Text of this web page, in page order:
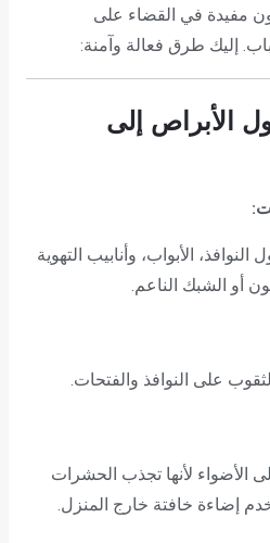
مفيدة في القضاء على
إليك طرق فعالة وآمنة:
الأبراص إلى
الأبواب، وأنابيب التهوية
أو الشبك الناعم.
على النوافذ والفتحات.
الأضواء لأنها تجذب الحشرات
إضاءة خافتة خارج المنزل.